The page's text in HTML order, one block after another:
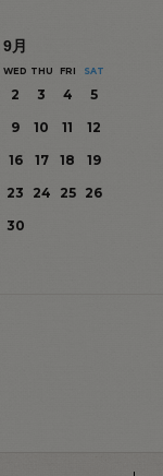
9月
WED THU FRI SAT
2 3 4
5
9 10 11
12
16 17 18
19
23 24 25
26
30